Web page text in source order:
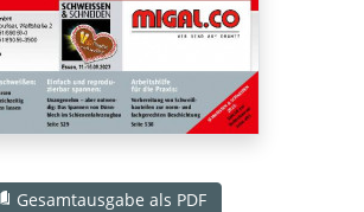
Gesamtausgabe als PDF